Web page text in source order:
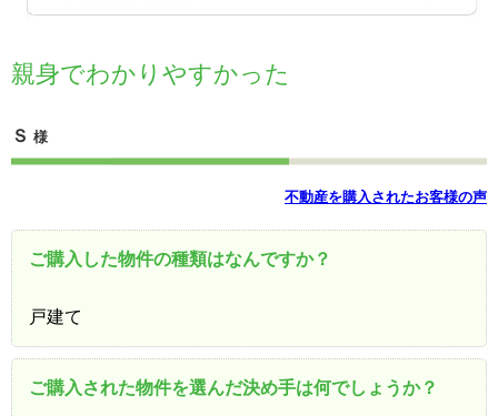
親身でわかりやすかった
Ｓ 様
不動産を購入されたお客様の声
ご購入した物件の種類はなんですか？
戸建て
ご購入された物件を選んだ決め手は何でしょうか？